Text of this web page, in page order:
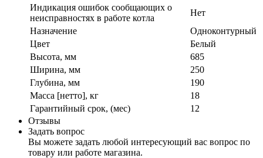
Индикация ошибок сообщающих о
неисправностях в работе котла
Нет
Назначение
Одноконтурный
Цвет
Белый
Высота, мм
685
Ширина, мм
250
Глубина, мм
190
Масса [нетто], кг
18
Гарантийный срок, (мес)
12
Отзывы
Задать вопрос
Вы можете задать любой интересующий вас вопрос по
товару или работе магазина.